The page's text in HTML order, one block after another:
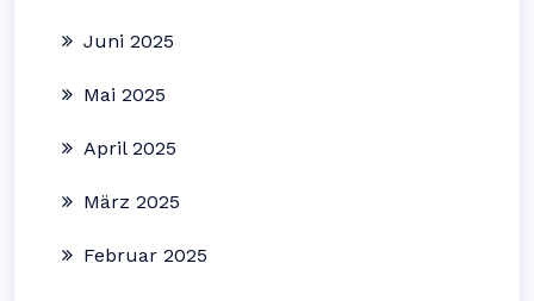
Juni 2025
Mai 2025
April 2025
März 2025
Februar 2025